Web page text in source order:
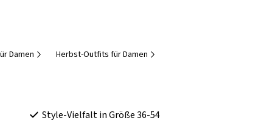
Damen Herbst-Outfits für Damen
Style-Vielfalt in Größe 36-54